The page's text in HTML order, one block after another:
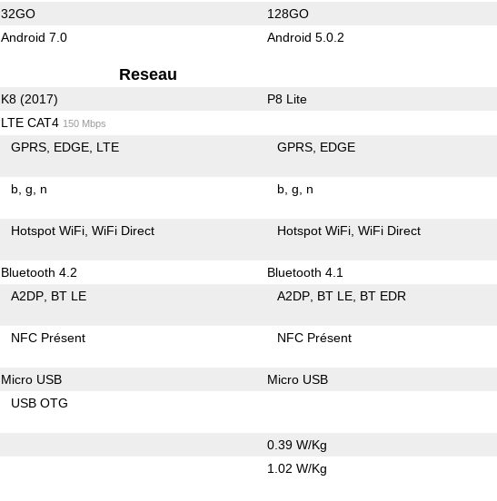
32GO 128GO
Android 7.0 Android 5.0.2
Reseau
K8 (2017) P8 Lite
LTE CAT4 150 Mbps
GPRS EDGE LTE GPRS EDGE
b g n b g n
Hotspot WiFi WiFi Direct Hotspot WiFi WiFi Direct
Bluetooth 4.2 Bluetooth 4.1
A2DP BT LE A2DP BT LE BT EDR
NFC Présent NFC Présent
Micro USB Micro USB
USB OTG
0.39 W/Kg
1.02 W/Kg